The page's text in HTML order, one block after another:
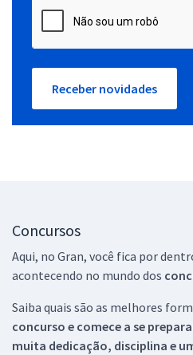
Receber novidades
Concursos
Aqui, no Gran, você fica por
acontecendo no mundo dos
Saiba quais são as melhores
concurso e comece a se
muita dedicação, disciplina e